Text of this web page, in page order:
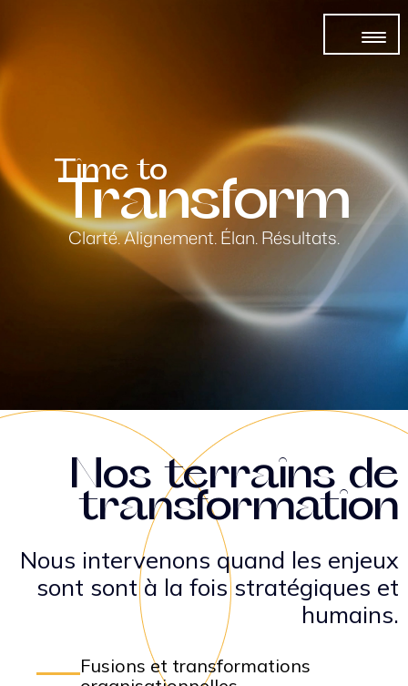
Time to
Transform
Clarté. Alignement. Élan. Résultats.
Nos terrains de
transformation
Nous intervenons quand les enjeux
sont sont à la fois stratégiques et
humains.
Fusions et transformations